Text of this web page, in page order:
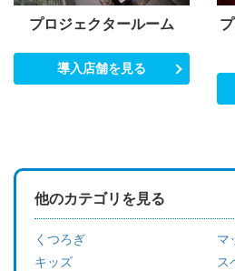
プロジェクタールーム
導入店舗を見る
他のカテゴリを見る
くつろぎ
マ
キッズ
ス